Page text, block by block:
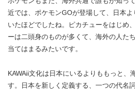
近では、ポケモンGOが登場して、日本
いたほどでしたね。ピカチューをはじめ
ーは二頭身のものが多くて、海外の人た
当てはまるみたいです。
KAWAii文化は日本にいるよりももっと、
す。日本を新しく定義する、一つの代名